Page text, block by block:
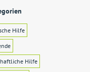
Hilfe
Hilfe